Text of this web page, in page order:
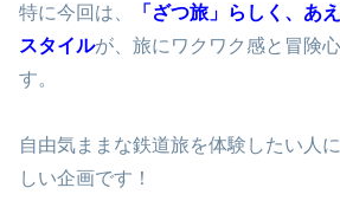
特に今回は、
「ざつ旅」らしく、あ
スタイルが、旅にワクワク感と冒険
す。
自由気ままな鉄道旅を体験したい人
しい企画です！